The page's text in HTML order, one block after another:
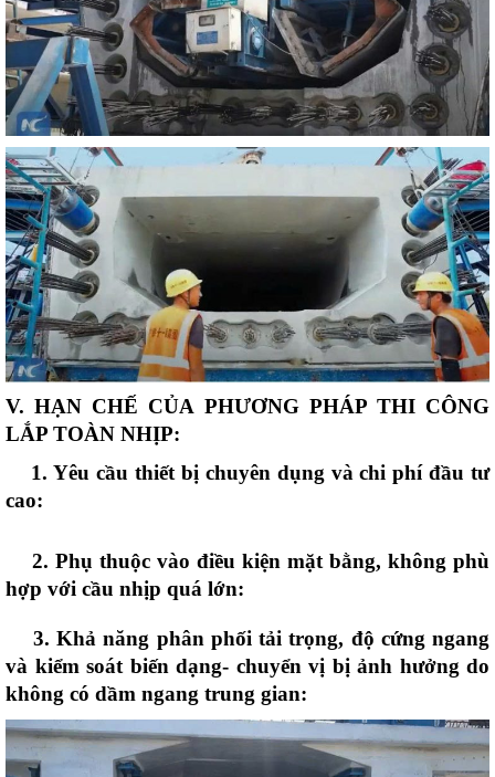
V. HẠN CHẾ CỦA PHƯƠNG PHÁP THI CÔNG
LẮP TOÀN NHỊP:
1. Yêu cầu thiết bị chuyên dụng và chi phí đầu tư
cao:
2. Phụ thuộc vào điều kiện mặt bằng, không phù
hợp với cầu nhịp quá lớn:
3. Khả năng phân phối tải trọng, độ cứng ngang
và kiểm soát biến dạng- chuyển vị bị ảnh hưởng do
không có dầm ngang trung gian: